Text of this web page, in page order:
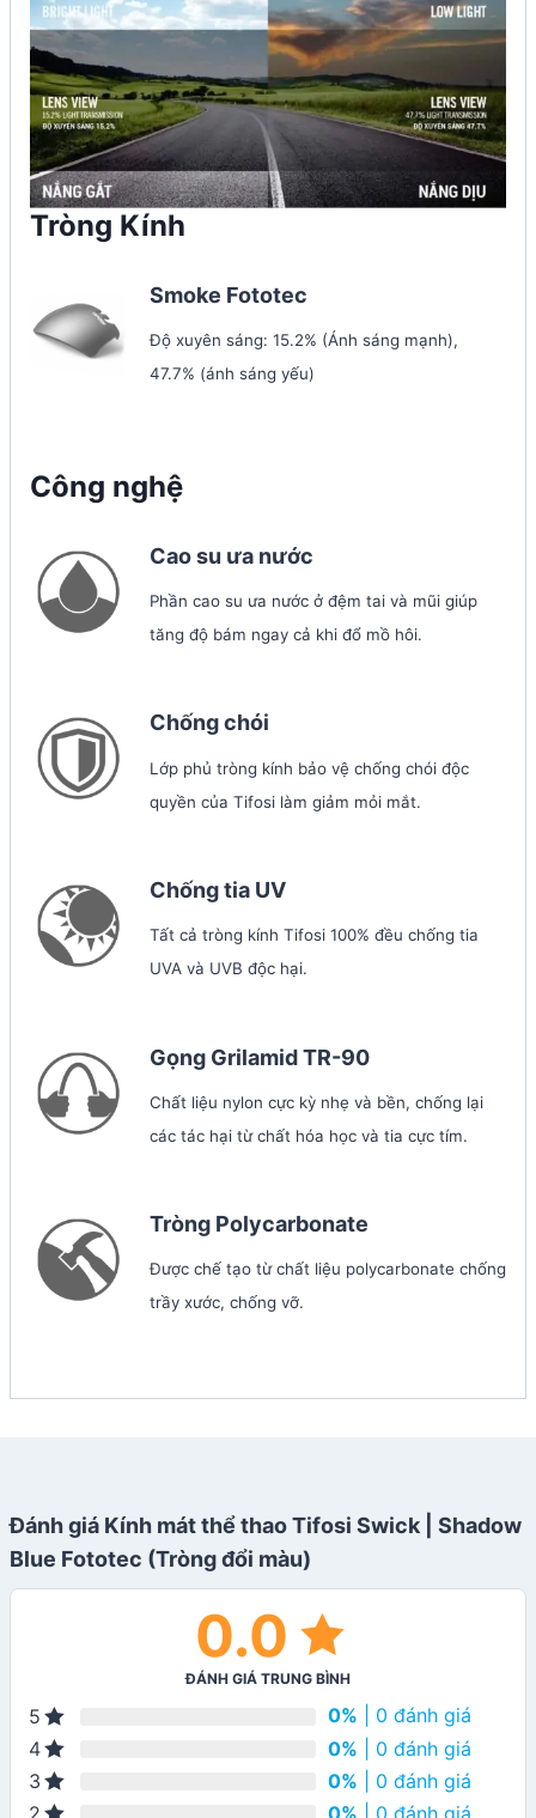
Tròng Kính
Smoke Fototec
Độ xuyên sáng: 15.2% (Ánh sáng mạnh),
47.7% (ánh sáng yếu)
Công nghệ
Cao su ưa nước
Phần cao su ưa nước ở đệm tai và mũi giúp
tăng độ bám ngay cả khi đổ mồ hôi.
Chống chói
Lớp phủ tròng kính bảo vệ chống chói độc
quyền của Tifosi làm giảm mỏi mắt.
Chống tia UV
Tất cả tròng kính Tifosi 100% đều chống tia
UVA và UVB độc hại.
Gọng Grilamid TR-90
Chất liệu nylon cực kỳ nhẹ và bền, chống lại
các tác hại từ chất hóa học và tia cực tím.
Tròng Polycarbonate
Được chế tạo từ chất liệu polycarbonate chống
trầy xước, chống vỡ.
Đánh giá Kính mát thể thao Tifosi Swick | Shadow
Blue Fototec (Tròng đổi màu)
0.0
ĐÁNH GIÁ TRUNG BÌNH
5 0% | 0 đánh giá
4
0% | 0 đánh giá
3
0% | 0 đánh giá
0% | 0 đánh giá